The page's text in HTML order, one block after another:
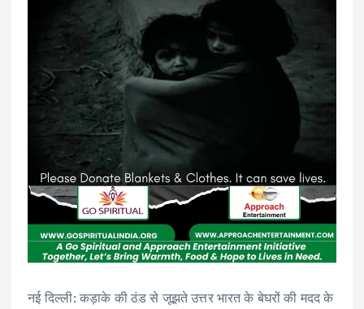
नई दिल्ली: कड़ाके की ठंड से जूझते उत्तर भारत के बेघरों की मदद के